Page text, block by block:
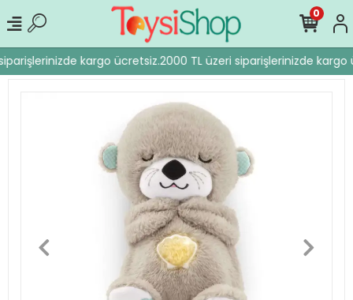
kargo ücretsiz.2000 TL üzeri siparişlerinizde kargo
0